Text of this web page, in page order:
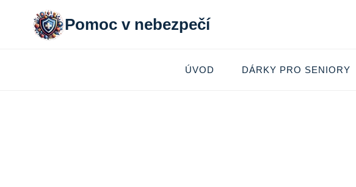
Pomoc v nebezpečí
ÚVOD DÁRKY PRO SENIORY